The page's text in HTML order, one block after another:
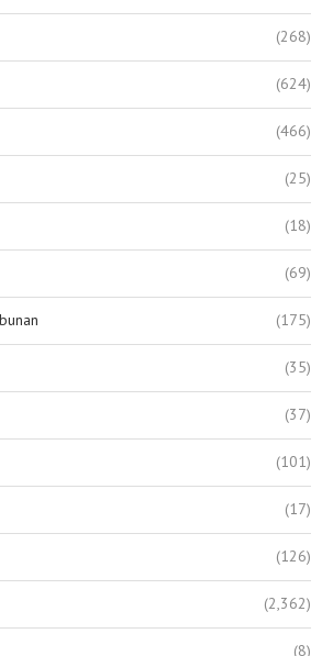
(268)
(624)
(466)
(25)
(18)
(69)
(175)
(35)
(37)
(101)
(17)
(126)
(2,362)
(8)